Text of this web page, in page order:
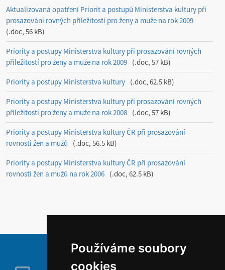
Používáme soubory
cookies
Aktualizovaná opatření Priorit a postupů Ministerstva kultury při
prosazování rovných příležitostí pro ženy a muže na rok 2009
.doc, 56 kB
Priority a postupy Ministerstva kultury při prosazování rovných
příležitostí pro ženy a muže na rok 2009
.doc, 57 kB
Priority a postupy Ministerstva kultury .doc, 62.5 kB
Priority a postupy Ministerstva kultury při prosazování rovných
příležitostí pro ženy a muže na rok 2008
.doc, 57 kB
Priority a postupy Ministerstva kultury ČR při prosazování
rovnosti žen a mužů
.doc, 56.5 kB
Priority a postupy Ministerstva kultury ČR při prosazování
rovnosti žen a mužů na rok 2006
.doc, 62.5 kB